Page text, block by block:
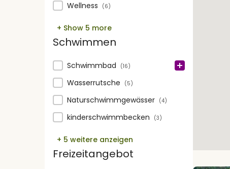
Wellness (6)
+ Show 5 more
Schwimmen
Schwimmen
Schwimmbad (16)
Wasserrutsche (5)
Naturschwimmgewässer (4)
kinderschwimmbecken (3)
+ 5 weitere anzeigen
Freizeitangebot